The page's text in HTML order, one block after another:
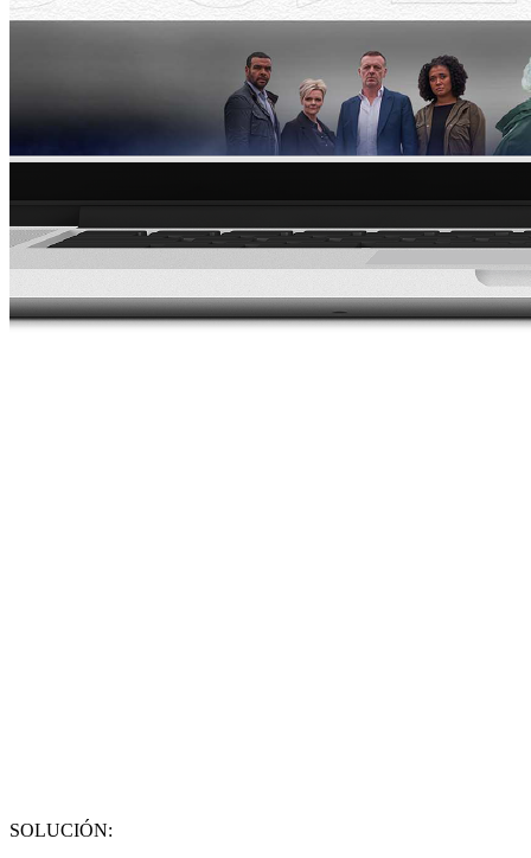
SOLUCIÓN: